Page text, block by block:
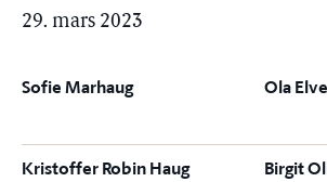
29. mars 2023
Sofie Marhaug Ola
Kristoffer Robin Haug Birgit